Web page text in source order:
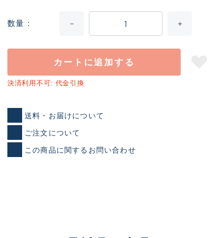
数量
カートに追加する
決済利用不可: 代金引換
送料・お届けについて
ご注文について
この商品に関するお問い合わせ